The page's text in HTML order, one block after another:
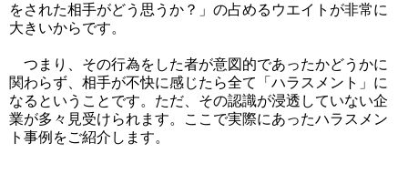
をされた相手がどう思うか？」の占めるウエイトが非常に
大きいからです。
つまり、その行為をした者が意図的であったかどうかに
関わらず、相手が不快に感じたら全て「ハラスメント」に
なるということです。ただ、その認識が浸透していない企
業が多々見受けられます。ここで実際にあったハラスメン
ト事例をご紹介します。